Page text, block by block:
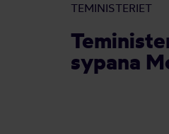
TEMINISTERIET
sypana